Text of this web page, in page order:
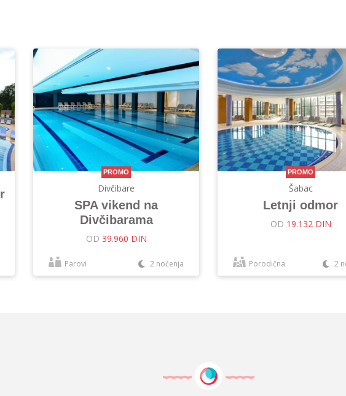
PROMO
Divčibare
SPA vikend na
Divčibarama
OD 39.960 DIN
Parovi 2 noćenja
PROMO
Šabac
Letnji odmor
OD 19.132 DIN
Porodična 2